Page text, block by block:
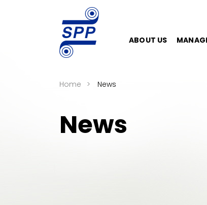
ABOUT US
Home News
News